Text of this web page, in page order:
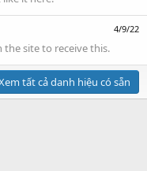
4/9/22
the site to receive this.
tất cả danh hiệu có sẵn